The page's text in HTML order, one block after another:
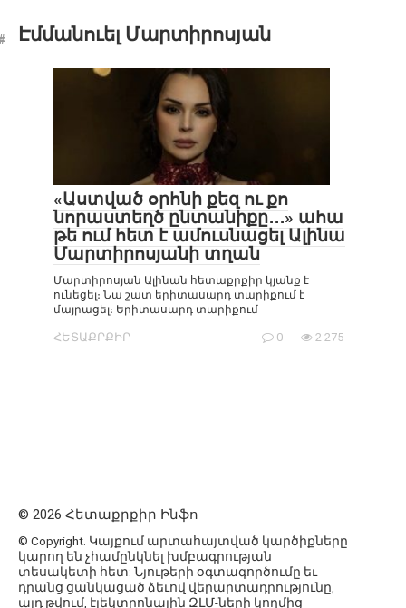
Էմմանուել Մարտիրոսյան
«Աստված օրհնի քեզ ու քո
նորաստեղծ ընտանիքը․․․» ահա
թե ում հետ է ամուսնացել Ալինա
Մարտիրոսյանի տղան
Մարտիրոսյան Ալինան հետաքրքիր կյանք է
ունեցել։ Նա շատ երիտասարդ տարիքում է
մայրացել։ Երիտասարդ տարիքում
ՀԵՏԱՔՐՔԻՐ 0 2 275
© 2026 Հետաքրքիր Ինֆո
© Copyright. Կայքում արտահայտված կարծիքները
կարող են չհամընկնել խմբագրության
տեսակետի հետ: Նյութերի օգտագործումը եւ
դրանց ցանկացած ձեւով վերարտադրությունը,
այդ թվում, էլեկտրոնային ԶԼՄ-ների կողմից